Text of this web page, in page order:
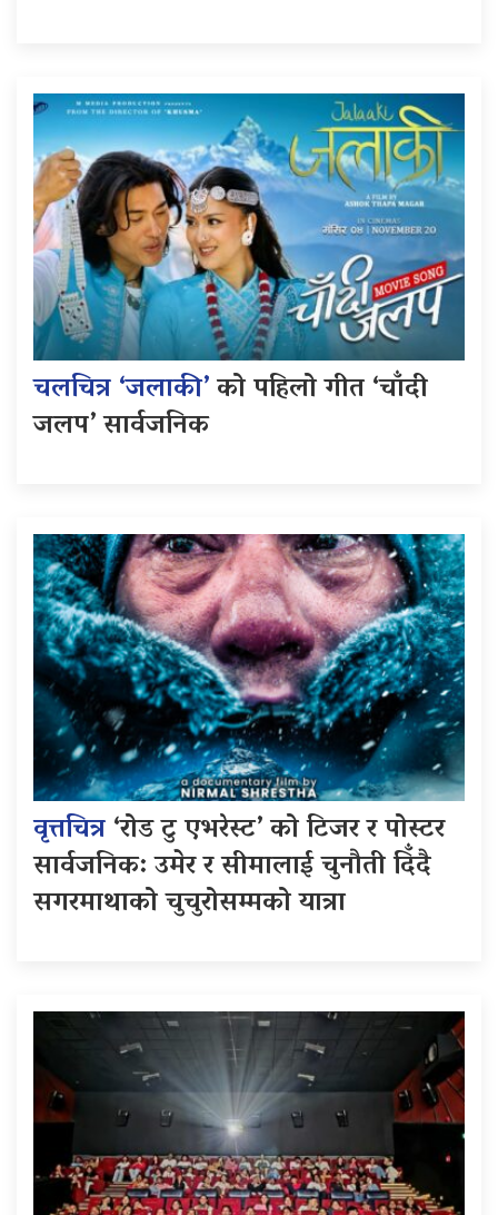
चलचित्र ‘जलाकी’को पहिलो गीत ‘चाँदी
जलप’ सार्वजनिक
वृत्तचित्र‘रोड टु एभरेस्ट’ को टिजर र पोस्टर
सार्वजनिक: उमेर र सीमालाई चुनौती दिँदै
सगरमाथाको चुचुरोसम्मको यात्रा